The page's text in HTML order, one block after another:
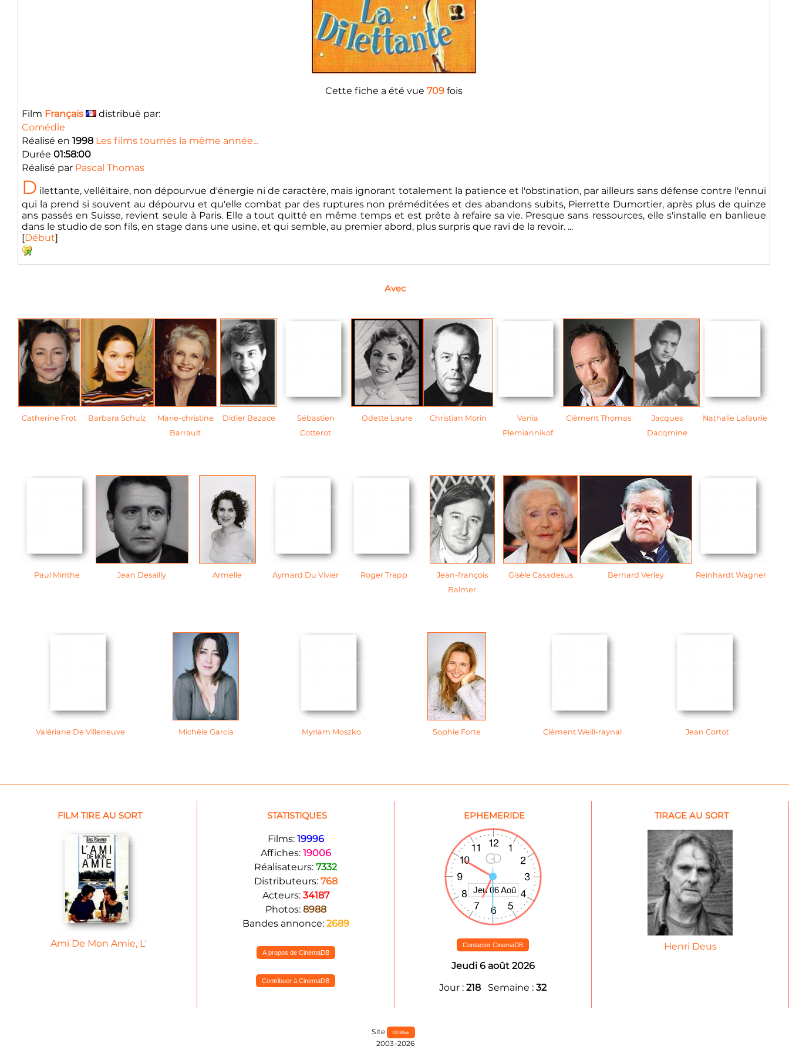
Cette fiche a été vue 709 fois
Film Français
distribuè par:
Comédie
Réalisé en 1998 Les films tournés la même année...
Durée 01:58:00
Réalisé par Pascal Thomas
D ilettante, velléitaire, non dépourvue d'énergie ni de caractère, mais ignorant totalement la patience et l'obstination, par ailleurs sans défense contre l'ennui
qui la prend si souvent au dépourvu et qu'elle combat par des ruptures non préméditées et des abandons subits, Pierrette Dumortier, après plus de quinze
ans passés en Suisse, revient seule à Paris. Elle a tout quitté en même temps et est prête à refaire sa vie. Presque sans ressources, elle s'installe en banlieue
dans le studio de son fils, en stage dans une usine, et qui semble, au premier abord, plus surpris que ravi de la revoir. ...
[Début]
Avec
Catherine Frot Barbara Schulz
Marie-christine
Barrault
Didier Bezace
Sébastien
Cotterot
Odette Laure Christian Morin
Vania
Plemiannikof
Clément Thomas
Jacques
Dacqmine
Nathalie Lafaurie
Paul Minthe Jean Desailly Armelle Aymard Du Vivier Roger Trapp
Jean-françois
Balmer
Gisèle Casadesus Bernard Verley Reinhardt Wagner
Valériane De Villeneuve Michèle Garcia Myriam Moszko Sophie Forte Clément Weill-raynal Jean Cortot
FILM TIRE AU SORT
Ami De Mon Amie, L'
STATISTIQUES
Films: 19996
Affiches: 19006
Réalisateurs: 7332
Distributeurs: 768
Acteurs: 34187
Photos: 8988
Bandes annonce: 2689
A propos de CinemaDB
Contribuer à CinemaDB
EPHEMERIDE
Contacter CinemaDB
Jeudi 6 août 2026
Jour : 218 Semaine : 32
TIRAGE AU SORT
Henri Deus
Site GDWeb
2003-2026